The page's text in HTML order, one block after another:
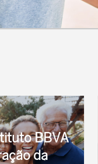
BBVA
da